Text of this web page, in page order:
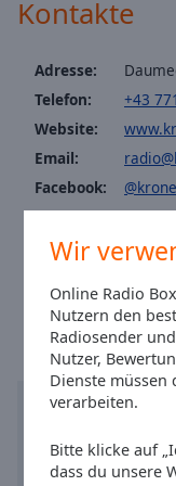
Wir
Online Radio
Nutzern den
Radiosender
Nutzer,
Dienste müssen
verarbeiten.
Bitte klicke auf
dass du unsere
Area
Color
Opacity
Kronehit 50er
Kronehit 60er
Kronehit 70er
Kronehit 90er
Kronehit
Kronehit
Kronehit Country
Kronehit Gym
Kronehit Kids
Kronehit
Kontakte
Adresse:
Telefon:
+43
Website:
Email:
Facebook:
Instagram:
Youtube: